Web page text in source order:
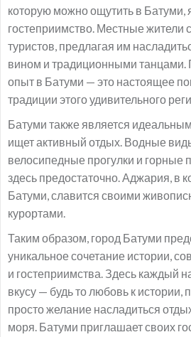
которую можно ощутить в Батуми,
гостеприимство. Местные жители
туристов, предлагая им
вином и традиционными танцами.
опыт в Батуми — это настоящее
традиции этого удивительного
Батуми также является
ищет активный отдых. Водные
велосипедные прогулки и горные
здесь предостаточно. Аджария, в
Батуми, славится своими
курортами.
Таким образом, город Батуми
уникальное сочетание истории,
и гостеприимства. Здесь каждый
вкусу — будь то любовь к истории,
просто желание насладиться
моря. Батуми приглашает своих